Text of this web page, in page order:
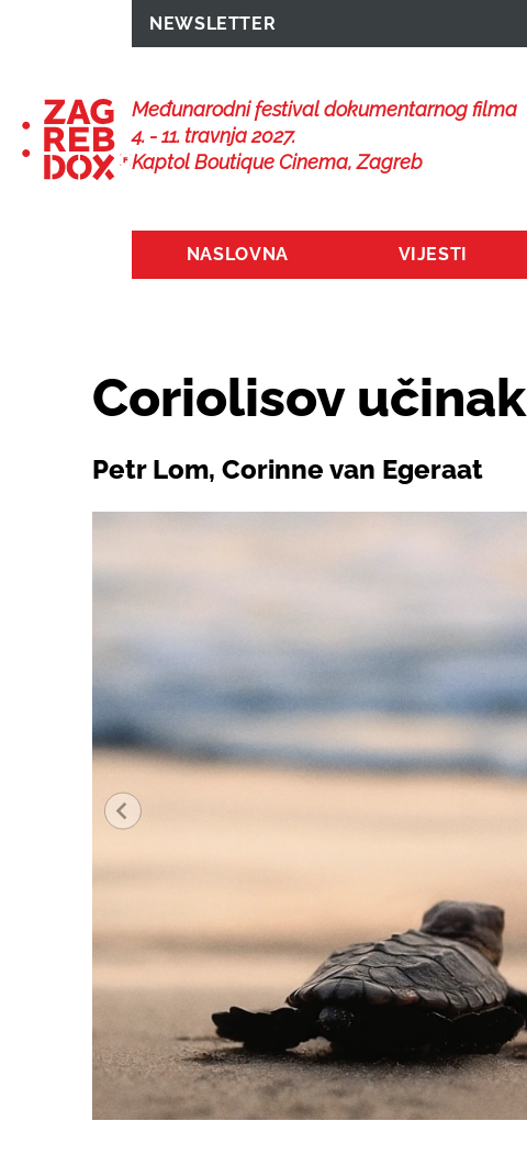
NEWSLETTER
Međunarodni festival dokumentarnog filma
4. - 11. travnja 2027.
Kaptol Boutique Cinema, Zagreb
NASLOVNA VIJESTI
Coriolisov učinak
Petr Lom, Corinne van Egeraat